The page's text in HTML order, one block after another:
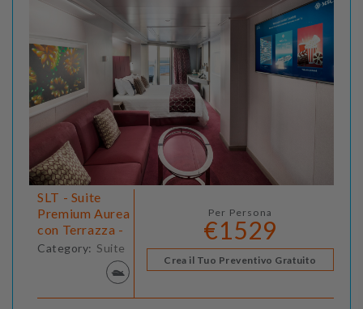
SLT - Suite
Premium Aurea
con Terrazza -
Category: Suite
Per Persona
€1529
Crea il Tuo Preventivo Gratuito